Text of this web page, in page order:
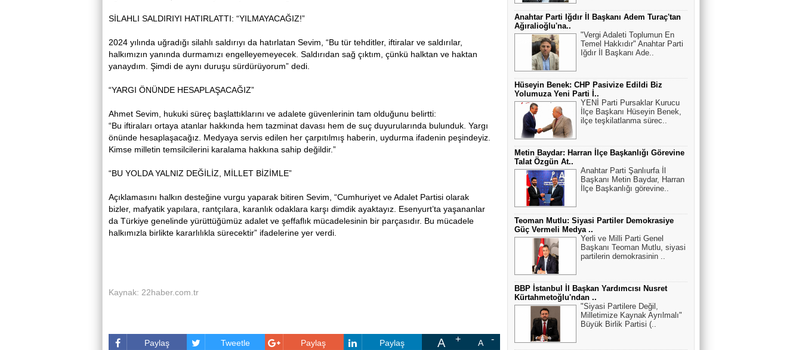
SİLAHLI SALDIRIYI HATIRLATTI: “YILMAYACAĞIZ!”
2024 yılında uğradığı silahlı saldırıyı da hatırlatan Sevim, “Bu tür tehditler, iftiralar ve saldırılar,
halkımızın yanında durmamızı engelleyemeyecek. Saldırıdan sağ çıktım, çünkü halktan ve haktan
yanaydım. Şimdi de aynı duruşu sürdürüyorum” dedi.
“YARGI ÖNÜNDE HESAPLAŞACAĞIZ”
Ahmet Sevim, hukuki süreç başlattıklarını ve adalete güvenlerinin tam olduğunu belirtti:
“Bu iftiraları ortaya atanlar hakkında hem tazminat davası hem de suç duyurularında bulunduk. Yargı
önünde hesaplaşacağız. Medyaya servis edilen her çarpıtılmış haberin, uydurma ifadenin peşindeyiz.
Kimse milletin temsilcilerini karalama hakkına sahip değildir.”
“BU YOLDA YALNIZ DEĞİLİZ, MİLLET BİZİMLE”
Açıklamasını halkın desteğine vurgu yaparak bitiren Sevim, “Cumhuriyet ve Adalet Partisi olarak
bizler, mafyatik yapılara, rantçılara, karanlık odaklara karşı dimdik ayaktayız. Esenyurt’ta yaşananlar
da Türkiye genelinde yürüttüğümüz adalet ve şeffaflık mücadelesinin bir parçasıdır. Bu mücadele
halkımızla birlikte kararlılıkla sürecektir” ifadelerine yer verdi.
Kaynak: 22haber.com.tr
Paylaş Tweetle Paylaş Paylaş A A
Anahtar Parti Iğdır İl Başkanı Adem Turaç'tan
Ağıralioğlu'na..
"Vergi Adaleti Toplumun En
Temel Hakkıdır" Anahtar Parti
Iğdır İl Başkanı Ade..
Hüseyin Benek: CHP Pasivize Edildi Biz
Yolumuza Yeni Parti İ..
YENİ Parti Pursaklar Kurucu
İlçe Başkanı Hüseyin Benek,
ilçe teşkilatlanma sürec..
Metin Baydar: Harran İlçe Başkanlığı Görevine
Talat Özgün At..
Anahtar Parti Şanlıurfa İl
Başkanı Metin Baydar, Harran
İlçe Başkanlığı görevine..
Teoman Mutlu: Siyasi Partiler Demokrasiye
Güç Vermeli Medya ..
Yerli ve Milli Parti Genel
Başkanı Teoman Mutlu, siyasi
partilerin demokrasinin ..
BBP İstanbul İl Başkan Yardımcısı Nusret
Kürtahmetoğlu'ndan ..
"Siyasi Partilere Değil,
Milletimize Kaynak Ayrılmalı"
Büyük Birlik Partisi (..